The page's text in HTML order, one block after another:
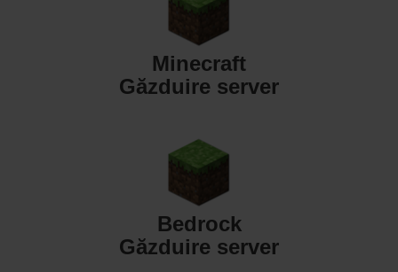
Minecraft
Găzduire server
Bedrock
Găzduire server